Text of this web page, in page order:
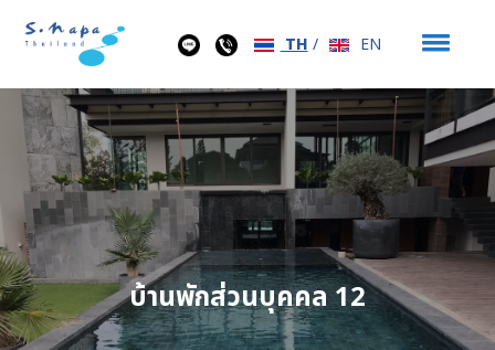
TH / EN
บ้านพักส่วนบุคคล 12